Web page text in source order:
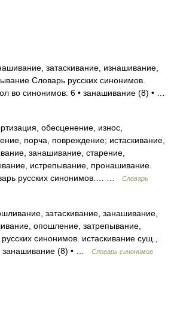
затаскивание, изнашивание,
Словарь русских синонимов.
во синонимов: 6 • занашивание (8) • …
обесценение, износ,
порча, повреждение; истаскивание,
занашивание, старение,
истрепывание, пронашивание.
русских синонимов.… …
Словарь
затаскивание, занашивание,
опошление, затрепывание,
синонимов. истаскивание сущ.,
занашивание (8) • …
Словарь синонимов